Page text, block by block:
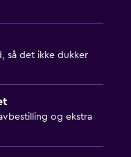
så det ikke dukker
og ekstra